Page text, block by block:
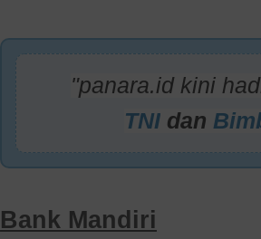
"panara.id kini
TNIdan
Bank Mandiri